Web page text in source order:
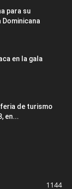
para su
en la gala
de turismo
en...
1144